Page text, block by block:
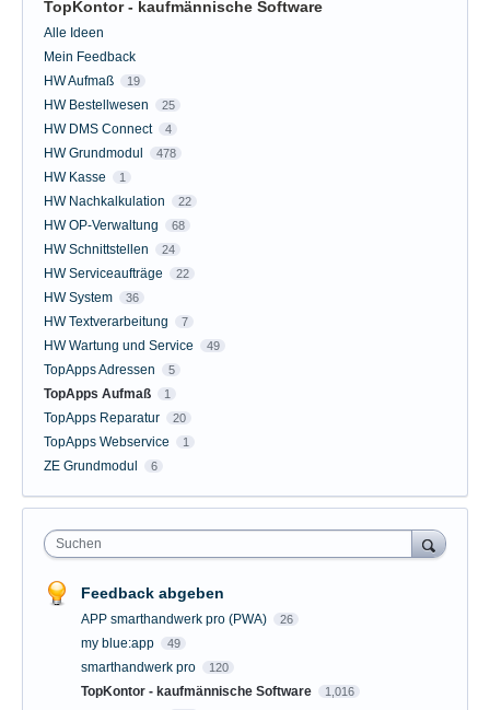
TopKontor - kaufmännische Software
Kategorien
Alle Ideen
Mein Feedback
HW Aufmaß
19
HW Bestellwesen 25
HW DMS Connect 4
HW Grundmodul 478
HW Kasse 1
HW Nachkalkulation 22
HW OP-Verwaltung 68
HW Schnittstellen 24
HW Serviceaufträge 22
HW System 36
HW Textverarbeitung 7
HW Wartung und Service 49
TopApps Adressen 5
TopApps Aufmaß 1
TopApps Reparatur 20
TopApps Webservice 1
ZE Grundmodul 6
Suchen
Feedback abgeben
APP smarthandwerk pro (PWA) 26
my blue:app 49
smarthandwerk pro 120
TopKontor - kaufmännische Software 1,016